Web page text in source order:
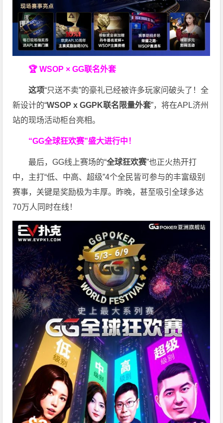
🏆 WSOP × GG联名外套
这项“只送不卖”的豪礼已经被许多玩家问破头了！全
新设计的“WSOP x GGPK联名限量外套”，将在APL济州
站的现场活动柜台亮相。
“GG全球狂欢赛”盛大进行中！
最后，GG线上赛场的“全球狂欢赛”也正火热开打
中，主打“低、中高、超级”4个全民皆可参与的丰富级别
赛事，关键是奖励极为丰厚。 昨晚，甚至吸引全球多达
70万人同时在线！